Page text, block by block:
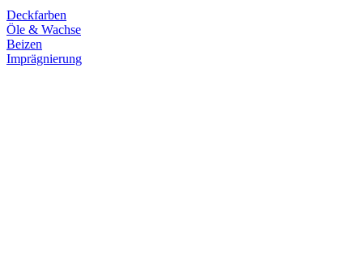
Deckfarben
Öle & Wachse
Beizen
Imprägnierung